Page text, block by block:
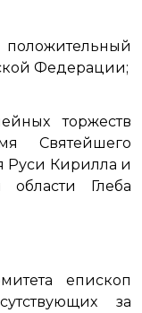
Федерации;
торжеств
Святейшего
Руси Кирилла и
области Глеба
епископ
за